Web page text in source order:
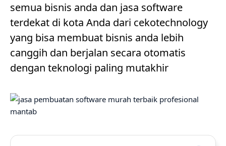
semua bisnis anda dan jasa software
terdekat di kota Anda dari cekotechnology
yang bisa membuat bisnis anda lebih
canggih dan berjalan secara otomatis
dengan teknologi paling mutakhir